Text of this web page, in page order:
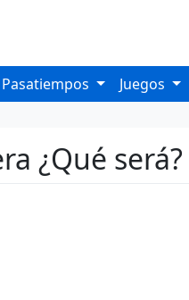
Pasatiempos Juegos
¿Qué será?